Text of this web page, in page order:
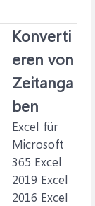
Konverti
eren von
Zeitanga
ben
Excel für
Microsoft
365 Excel
2019 Excel
2016 Excel